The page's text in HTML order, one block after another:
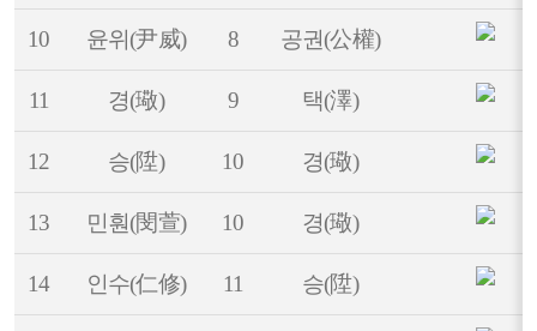
10 윤위(尹威) 8 공권(公權)
11 경(璥) 9 택(澤)
12 승(陞) 10 경(璥)
13 민훤(閔萱) 10 경(璥)
14 인수(仁修) 11 승(陞)